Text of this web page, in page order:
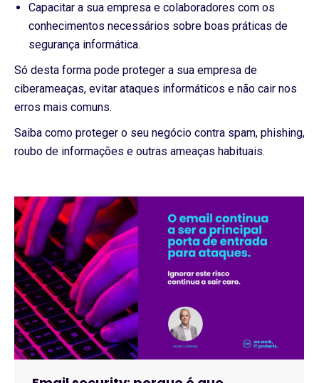
Capacitar a sua empresa e colaboradores com os
conhecimentos necessários sobre boas práticas de
segurança informática.
Só desta forma pode proteger a sua empresa de
ciberameaças, evitar ataques informáticos e não cair nos
erros mais comuns.
Saiba como proteger o seu negócio contra spam, phishing,
roubo de informações e outras ameaças habituais.